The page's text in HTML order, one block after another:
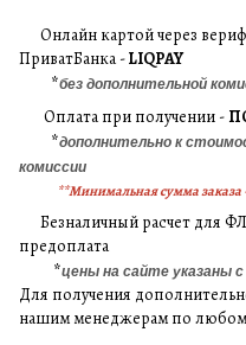
Онлайн картой через
ПриватБанка -LIQPAY
*без дополнительной
Оплата при получении -
*дополнительно к
комиссии
**Минимальная сумма заказа -
Безналичный расчет для
предоплата
*цены на сайте указаны
Для получения
нашим менеджерам по